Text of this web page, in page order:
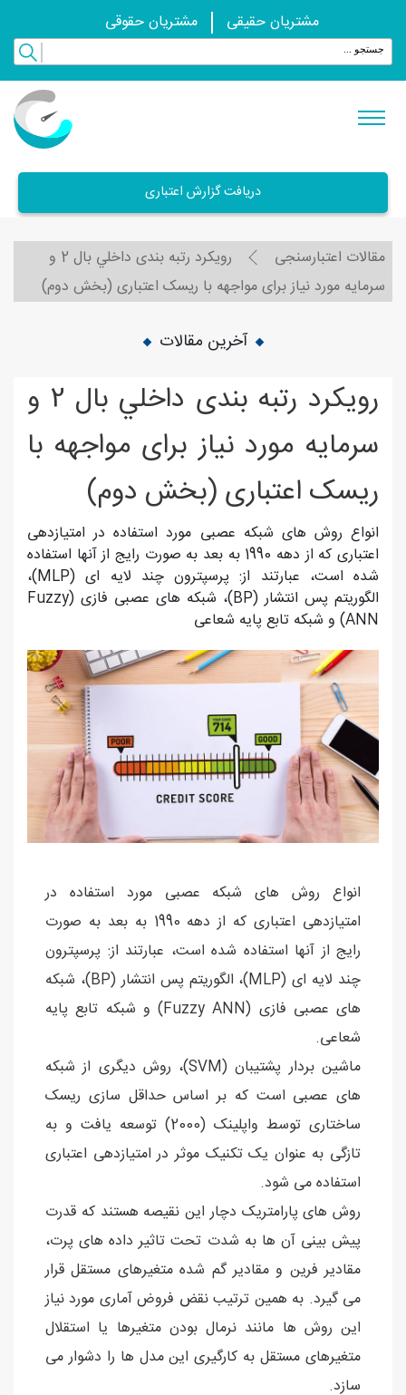
مشتریان حقیقی مشتریان حقوقی
دریافت گزارش اعتباری
مقالات اعتبارسنجی
رويکرد رتبه بندی داخلي بال 2 و
سرمايه مورد نياز برای مواجهه با ريسک اعتباری (بخش دوم)
آخرین مقالات
رويکرد رتبه بندی داخلي بال 2 و
سرمايه مورد نياز برای مواجهه با
ريسک اعتباری (بخش دوم)
انواع روش های شبکه عصبی مورد استفاده در امتیازدهی
اعتباری که از دهه 1990 به بعد به صورت رایج از آنها استفاده
شده است، عبارتند از: پرسپترون چند لایه ای (MLP)،
الگوریتم پس انتشار (BP)، شبکه های عصبی فازی (Fuzzy
ANN) و شبکه تابع پایه شعاعی
انواع روش های شبکه عصبی مورد استفاده در
امتیازدهی اعتباری که از دهه 1990 به بعد به صورت
رایج از آنها استفاده شده است، عبارتند از: پرسپترون
چند لایه ای (MLP)، الگوریتم پس انتشار (BP)، شبکه
های عصبی فازی (Fuzzy ANN) و شبکه تابع پایه
شعاعی.
ماشین بردار پشتیبان (SVM)، روش دیگری از شبکه
های عصبی است که بر اساس حداقل سازی ریسک
ساختاری توسط واپلینک (2000) توسعه یافت و به
تازگی به عنوان یک تکنیک موثر در امتیازدهی اعتباری
استفاده می شود.
روش های پارامتریک دچار این نقیصه هستند که قدرت
پیش بینی آن ها به شدت تحت تاثیر داده های پرت،
مقادیر فرین و مقادیر گم شده متغیرهای مستقل قرار
می گیرد. به همین ترتیب نقض فروض آماری مورد نیاز
این روش ها مانند نرمال بودن متغیرها یا استقلال
متغیرهای مستقل به کارگیری این مدل ها را دشوار می
سازد.